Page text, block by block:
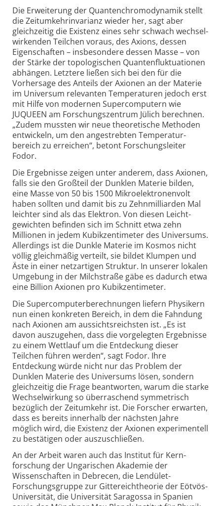
Die Erweiterung der Quantenchromodynamik stellt
die Zeit­umkehr­invarianz wieder her, sagt aber
gleich­zeitig die Existenz eines sehr schwach wechsel­
wirkenden Teilchen voraus, des Axions, dessen
Eigenschaften – insbesondere dessen Masse – von
der Stärke der topologischen Quanten­fluktuationen
abhängen. Letztere ließen sich bei den für die
Vorhersage des Anteils der Axionen an der Materie
im Universum relevanten Temperaturen jedoch erst
mit Hilfe von modernen Super­computern wie
JUQUEEN am Forschungs­zentrum Jülich berechnen.
„Zudem mussten wir neue theoretische Methoden
entwickeln, um den angestrebten Temperatur­
bereich zu erreichen“, betont Forschungs­leiter
Fodor.
Die Ergebnisse zeigen unter anderem, dass Axionen,
falls sie den Großteil der Dunklen Materie bilden,
eine Masse von 50 bis 1500 Mikro­elektronen­volt
haben sollten und damit bis zu Zehn­milliarden Mal
leichter sind als das Elektron. Von diesen Leicht­
gewichten befinden sich im Schnitt etwa zehn
Millionen in jedem Kubik­zentimeter des Universums.
Allerdings ist die Dunkle Materie im Kosmos nicht
völlig gleichmäßig verteilt, sie bildet Klumpen und
Äste in einer netzartigen Struktur. In unserer lokalen
Umgebung in der Milchstraße gäbe es dadurch etwa
eine Billion Axionen pro Kubik­zentimeter.
Die Supercomputerberechnungen liefern Physikern
nun einen konkreten Bereich, in dem die Fahndung
nach Axionen am aussichts­reichsten ist. „Es ist
davon auszugehen, dass die vorgelegten Ergebnisse
zu einem Wettlauf um die Entdeckung dieser
Teilchen führen werden“, sagt Fodor. Ihre
Entdeckung würde nicht nur das Problem der
Dunklen Materie des Universums lösen, sondern
gleichzeitig die Frage beantworten, warum die starke
Wechselwirkung so überraschend symmetrisch
bezüglich der Zeitumkehr ist. Die Forscher erwarten,
dass es bereits innerhalb der nächsten Jahre
möglich wird, die Existenz der Axionen experimentell
zu bestätigen oder auszuschließen.
An der Arbeit waren auch das Institut für Kern­
forschung der Ungarischen Akademie der
Wissenschaften in Debrecen, die Lendület-
Forschungsgruppe zur Gitter­eich­theorie der Eötvös-
Universität, die Universität Saragossa in Spanien